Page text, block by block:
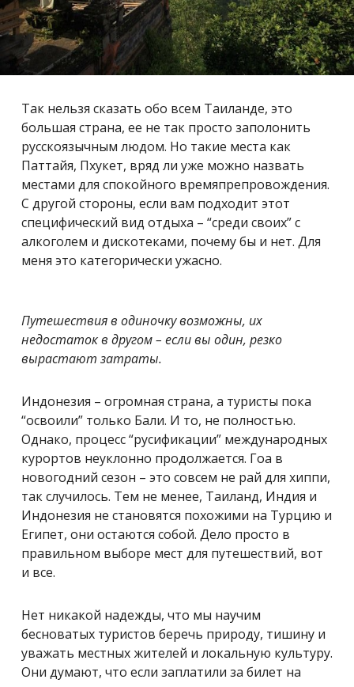
Так нельзя сказать обо всем Таиланде, это
большая страна, ее не так просто заполонить
русскоязычным людом. Но такие места как
Паттайя, Пхукет, вряд ли уже можно назвать
местами для спокойного времяпрепровождения.
С другой стороны, если вам подходит этот
специфический вид отдыха – “среди своих” с
алкоголем и дискотеками, почему бы и нет. Для
меня это категорически ужасно.
Путешествия в одиночку возможны, их
недостаток в другом – если вы один, резко
вырастают затраты.
Индонезия – огромная страна, а туристы пока
“освоили” только Бали. И то, не полностью.
Однако, процесс “русификации” международных
курортов неуклонно продолжается. Гоа в
новогодний сезон – это совсем не рай для хиппи,
так случилось. Тем не менее, Таиланд, Индия и
Индонезия не становятся похожими на Турцию и
Египет, они остаются собой. Дело просто в
правильном выборе мест для путешествий, вот
и все.
Нет никакой надежды, что мы научим
бесноватых туристов беречь природу, тишину и
уважать местных жителей и локальную культуру.
Они думают, что если заплатили за билет на